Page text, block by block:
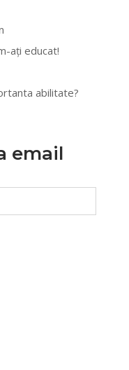
ați educat!
abilitate?
email